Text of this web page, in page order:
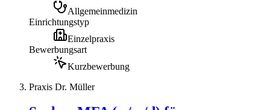
Allgemeinmedizin
Einrichtungstyp
Einzelpraxis
Bewerbungsart
Kurzbewerbung
Praxis Dr. Müller